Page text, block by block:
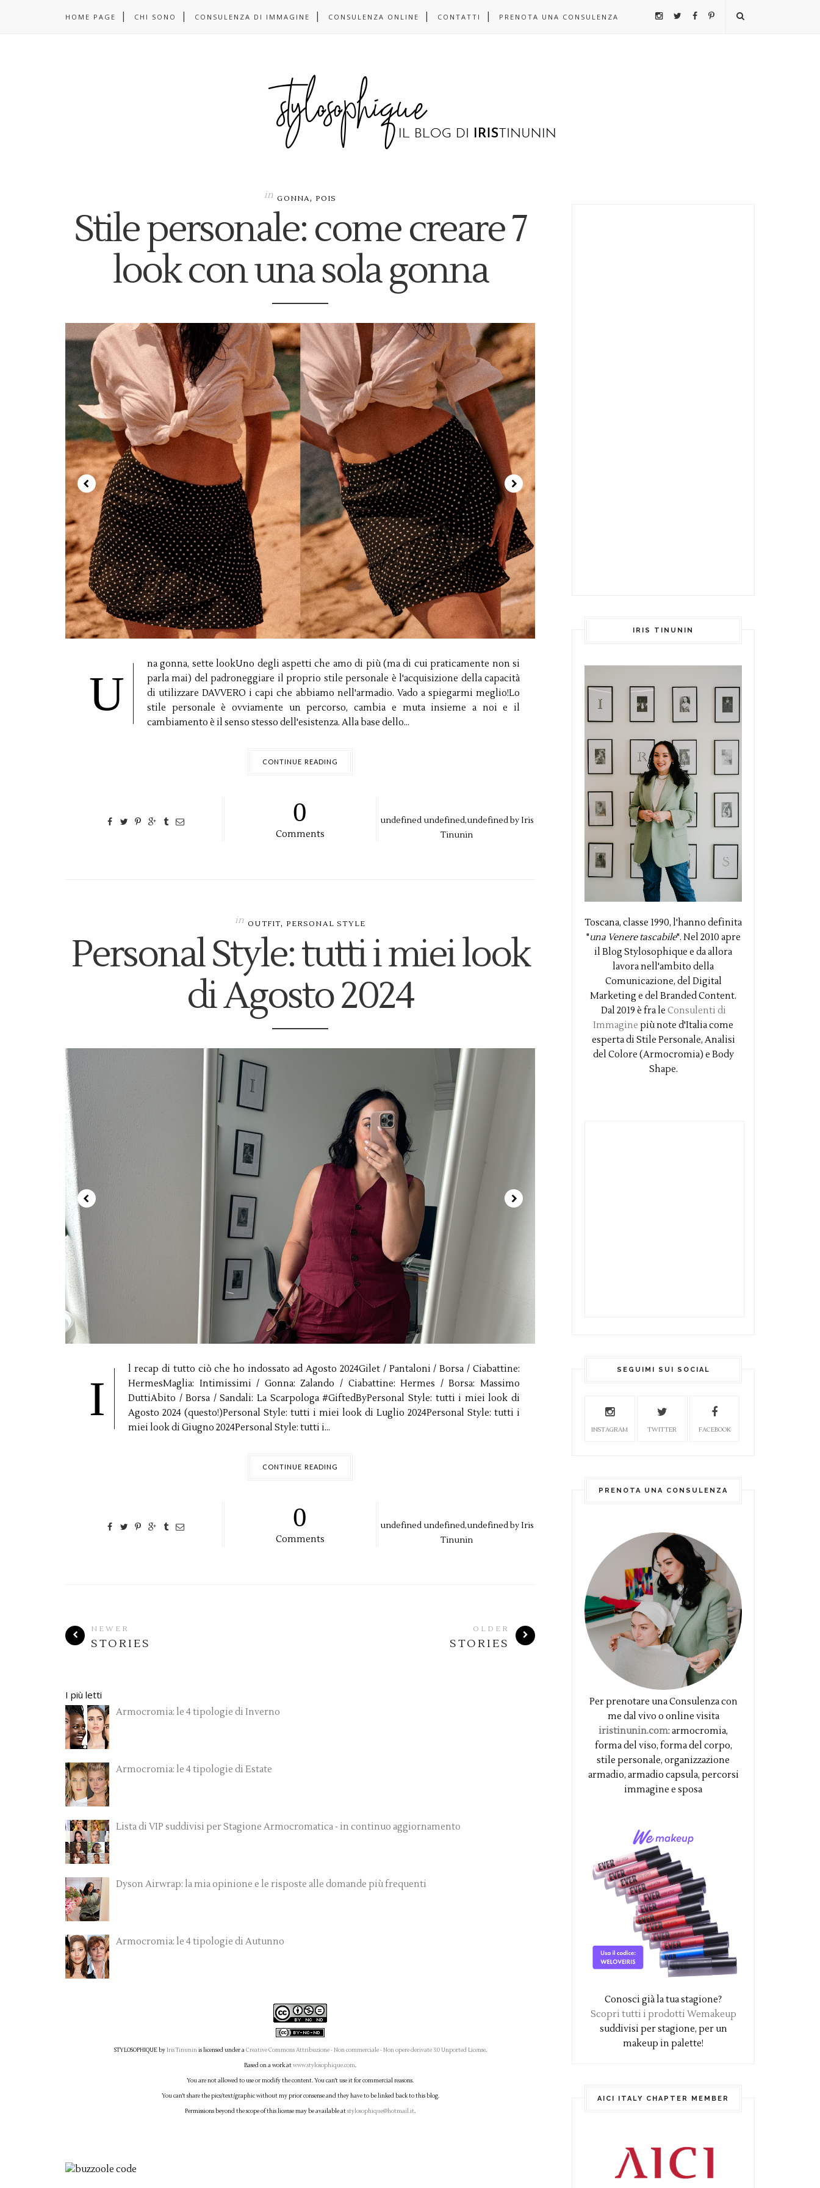
HOME PAGE CHI SONO CONSULENZA DI IMMAGINE CONSULENZA ONLINE CONTATTI PRENOTA UNA CONSULENZA
in GONNA, POIS
Stile personale: come creare 7
look con una sola gonna
U
na gonna, sette lookUno degli aspetti che amo di più (ma di cui praticamente non si
parla mai) del padroneggiare il proprio stile personale è l'acquisizione della capacità
di utilizzare DAVVERO i capi che abbiamo nell'armadio. Vado a spiegarmi meglio!Lo
stile personale è ovviamente un percorso, cambia e muta insieme a noi e il
cambiamento è il senso stesso dell'esistenza. Alla base dello...
CONTINUE READING
0
Comments
undefined undefined,undefined byIris
Tinunin
in OUTFIT, PERSONAL STYLE
Personal Style: tutti i miei look
di Agosto 2024
I
l recap di tutto ciò che ho indossato ad Agosto 2024Gilet / Pantaloni / Borsa / Ciabattine:
HermesMaglia: Intimissimi / Gonna: Zalando / Ciabattine: Hermes / Borsa: Massimo
DuttiAbito / Borsa / Sandali: La Scarpologa #GiftedByPersonal Style: tutti i miei look di
Agosto 2024 (questo!)Personal Style: tutti i miei look di Luglio 2024Personal Style: tutti i
miei look di Giugno 2024Personal Style: tutti i...
CONTINUE READING
0
Comments
undefined undefined,undefined byIris
Tinunin
NEWER
STORIES
OLDER
STORIES
I più letti
Armocromia: le 4 tipologie di Inverno
Armocromia: le 4 tipologie di Estate
Lista di VIP suddivisi per Stagione Armocromatica - in continuo aggiornamento
Dyson Airwrap: la mia opinione e le risposte alle domande più frequenti
Armocromia: le 4 tipologie di Autunno
STYLOSOPHIQUEbyIris Tinuninis licensed under aCreative Commons Attribuzione - Non commerciale - Non opere derivate 3.0 Unported License.
Based on a work atwww.stylosophique.com.
You are not allowed to use or modify the content. You can't use it for commercial reasons.
You can't share the pics/text/graphic without my prior consense and they have to be linked back to this blog.
Permissions beyond the scope of this license may be available atstylosophique@hotmail.it.
IRIS TINUNIN
Toscana, classe 1990, l'hanno definita
"una Venere tascabile". Nel 2010 apre
il Blog Stylosophique e da allora
lavora nell'ambito della
Comunicazione, del Digital
Marketing e del Branded Content.
Dal 2019 è fra le Consulenti di
Immagine più note d'Italia come
esperta di Stile Personale, Analisi
del Colore (Armocromia) e Body
Shape.
SEGUIMI SUI SOCIAL
INSTAGRAM TWITTER FACEBOOK
PRENOTA UNA CONSULENZA
Per prenotare una Consulenza con
me dal vivo o online visita
iristinunin.com: armocromia,
forma del viso, forma del corpo,
stile personale, organizzazione
armadio, armadio capsula, percorsi
immagine e sposa
Conosci già la tua stagione?
Scopri tutti i prodotti Wemakeup
suddivisi per stagione, per un
makeup in palette!
AICI ITALY CHAPTER MEMBER